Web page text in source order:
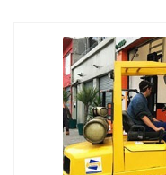
serviço também é
renda, vist...